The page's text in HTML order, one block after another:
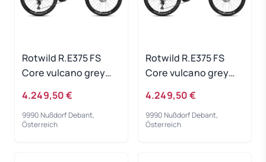
Rotwild R.E375 FS
Core vulcano grey
4.249,50 €
9990 Nußdorf Debant,
Österreich
Rotwild R.E375 FS
Core vulcano grey
4.249,50 €
9990 Nußdorf Debant,
Österreich